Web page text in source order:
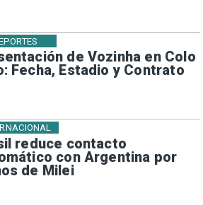
de Vozinha en Colo
Fecha, Estadio y Contrato
reduce contacto
con Argentina por
de Milei